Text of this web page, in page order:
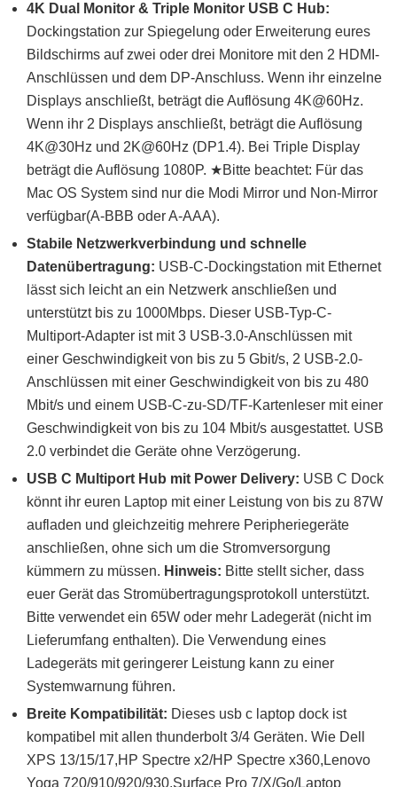
4K Dual Monitor & Triple Monitor USB C Hub:
Dockingstation zur Spiegelung oder Erweiterung eures
Bildschirms auf zwei oder drei Monitore mit den 2 HDMI-
Anschlüssen und dem DP-Anschluss. Wenn ihr einzelne
Displays anschließt, beträgt die Auflösung 4K@60Hz.
Wenn ihr 2 Displays anschließt, beträgt die Auflösung
4K@30Hz und 2K@60Hz (DP1.4). Bei Triple Display
beträgt die Auflösung 1080P. ★Bitte beachtet: Für das
Mac OS System sind nur die Modi Mirror und Non-Mirror
verfügbar(A-BBB oder A-AAA).
Stabile Netzwerkverbindung und schnelle
Datenübertragung: USB-C-Dockingstation mit Ethernet
lässt sich leicht an ein Netzwerk anschließen und
unterstützt bis zu 1000Mbps. Dieser USB-Typ-C-
Multiport-Adapter ist mit 3 USB-3.0-Anschlüssen mit
einer Geschwindigkeit von bis zu 5 Gbit/s, 2 USB-2.0-
Anschlüssen mit einer Geschwindigkeit von bis zu 480
Mbit/s und einem USB-C-zu-SD/TF-Kartenleser mit einer
Geschwindigkeit von bis zu 104 Mbit/s ausgestattet. USB
2.0 verbindet die Geräte ohne Verzögerung.
USB C Multiport Hub mit Power Delivery: USB C Dock
könnt ihr euren Laptop mit einer Leistung von bis zu 87W
aufladen und gleichzeitig mehrere Peripheriegeräte
anschließen, ohne sich um die Stromversorgung
kümmern zu müssen. Hinweis: Bitte stellt sicher, dass
euer Gerät das Stromübertragungsprotokoll unterstützt.
Bitte verwendet ein 65W oder mehr Ladegerät (nicht im
Lieferumfang enthalten). Die Verwendung eines
Ladegeräts mit geringerer Leistung kann zu einer
Systemwarnung führen.
Breite Kompatibilität: Dieses usb c laptop dock ist
kompatibel mit allen thunderbolt 3/4 Geräten. Wie Dell
XPS 13/15/17,HP Spectre x2/HP Spectre x360,Lenovo
Yoga 720/910/920/930,Surface Pro 7/X/Go/Laptop